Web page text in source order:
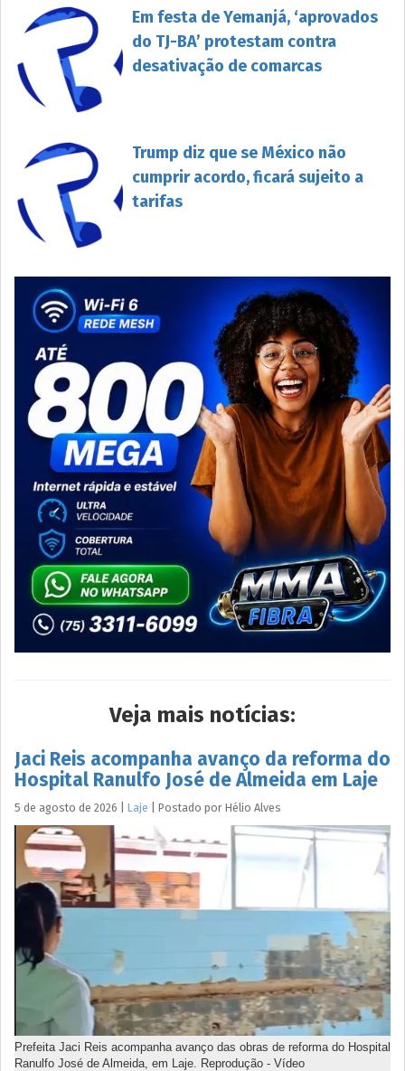
Em festa de Yemanjá, ‘aprovados
do TJ-BA’ protestam contra
desativação de comarcas
Trump diz que se México não
cumprir acordo, ficará sujeito a
tarifas
Veja mais notícias:
Jaci Reis acompanha avanço da reforma do
Hospital Ranulfo José de Almeida em Laje
5 de agosto de 2026 Laje Postado por Hélio Alves
Prefeita Jaci Reis acompanha avanço das obras de reforma do Hospital
Ranulfo José de Almeida, em Laje. Reprodução - Vídeo